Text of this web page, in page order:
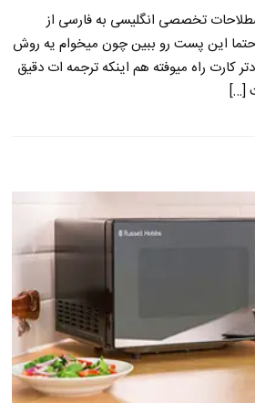
تخصصی انگلیسی به فارسی از
این پست رو ببین چون میخوام یه روش
کارت راه میوفته هم اینکه ترجمه ات دقیق
[…]